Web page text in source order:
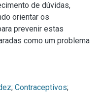
de dúvidas,
orientar os
prevenir estas
como um problema
; Contraceptivos;